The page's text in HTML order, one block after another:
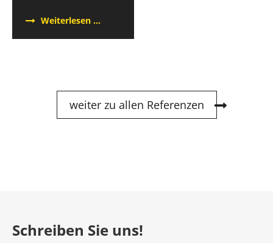
Weiterlesen …
Parenzlauer
weiter zu allen Referenzen
Schreiben Sie uns!